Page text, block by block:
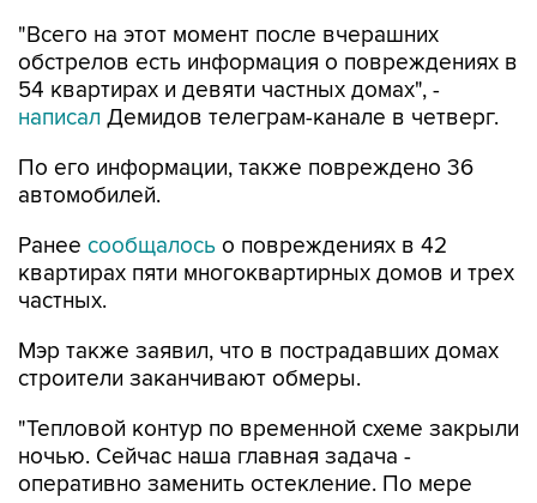
"Всего на этот момент после вчерашних
обстрелов есть информация о повреждениях в
54 квартирах и девяти частных домах", -
написал Демидов телеграм-канале в четверг.
По его информации, также повреждено 36
автомобилей.
Ранее сообщалось о повреждениях в 42
квартирах пяти многоквартирных домов и трех
частных.
Мэр также заявил, что в пострадавших домах
строители заканчивают обмеры.
"Тепловой контур по временной схеме закрыли
ночью. Сейчас наша главная задача -
оперативно заменить остекление. По мере